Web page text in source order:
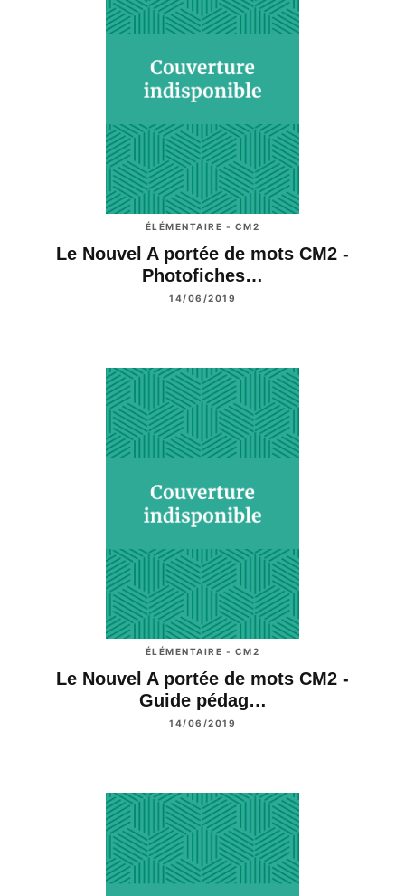
ÉLÉMENTAIRE - CM2
Le Nouvel A portée de mots CM2 -
Photofiches…
14/06/2019
ÉLÉMENTAIRE - CM2
Le Nouvel A portée de mots CM2 -
Guide pédag…
14/06/2019